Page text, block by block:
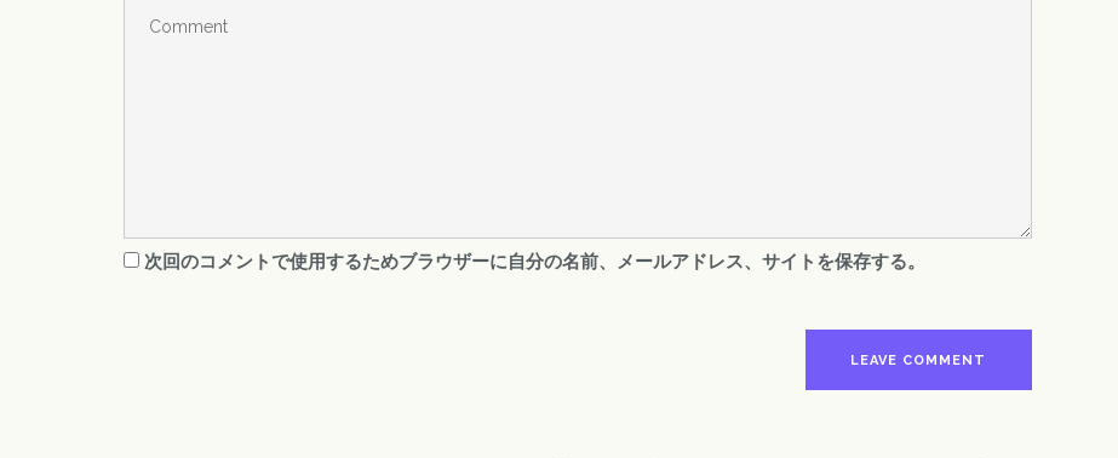
次回のコメントで使用するためブラウザーに自分の名前、メールアドレス、サイトを保存する。